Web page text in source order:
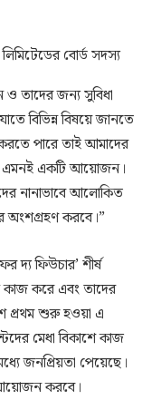
বোর্ড সদস্য
তাদের জন্য সুবিধা
বিভিন্ন বিষয়ে জানতে
পারে তাই আমাদের
এমনই একটি আয়োজন।
নানাভাবে আলোকিত
অংশগ্রহণ করবে।”
দ্য ফিউচার’ শীর্ষ
কাজ করে এবং তাদের
প্রথম শুরু হওয়া এ
মেধা বিকাশে কাজ
জনপ্রিয়তা পেয়েছে।
করবে।